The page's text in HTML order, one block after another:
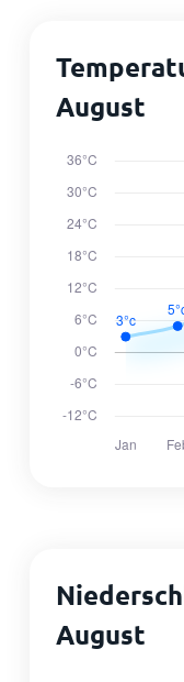
August
August